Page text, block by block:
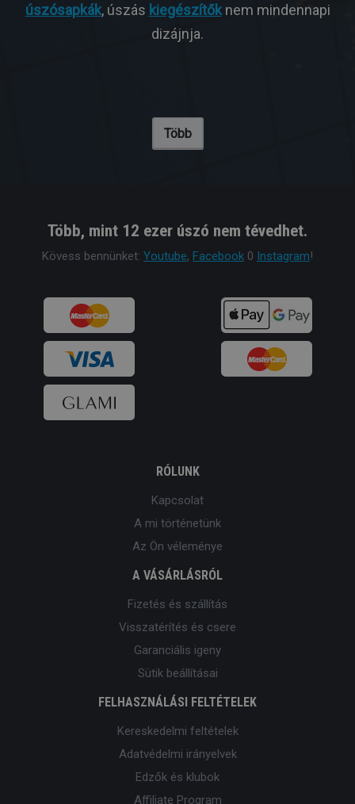
úszósapkák, úszás kiegészítőknem mindennapi
dizájnja.
Több
Több, mint 12 ezer úszó nem tévedhet.
Kövess bennünket: Youtube, Facebook 0 Instagram!
RÓLUNK
Kapcsolat
A mi történetünk
Az Ön véleménye
A VÁSÁRLÁSRÓL
Fizetés és szállítás
Visszatérítés és csere
Garanciális igeny
Sütik beállításai
FELHASZNÁLÁSI FELTÉTELEK
Kereskedelmi feltételek
Adatvédelmi irányelvek
Edzők és klubok
Affiliate Program